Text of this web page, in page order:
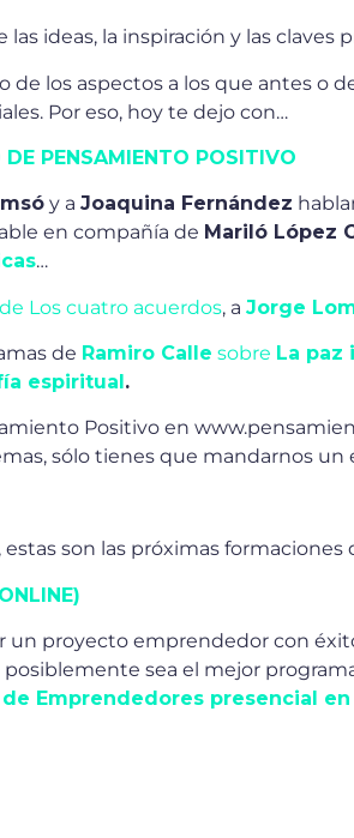
ideas, la inspiración y las
de los aspectos a los que antes o
Por eso, hoy te dejo con…
PENSAMIENTO POSITIVO
y aJoaquina Fernández
en compañía de Mariló López
…
Los cuatro acuerdos, aJorge
de Ramiro Calle sobre La paz
espiritual.
Positivo en
sólo tienes que mandarnos
son las próximas
un proyecto emprendedor con
sea el mejor
Emprendedores presencial